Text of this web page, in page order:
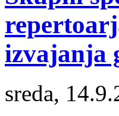
izvajanja
sreda,